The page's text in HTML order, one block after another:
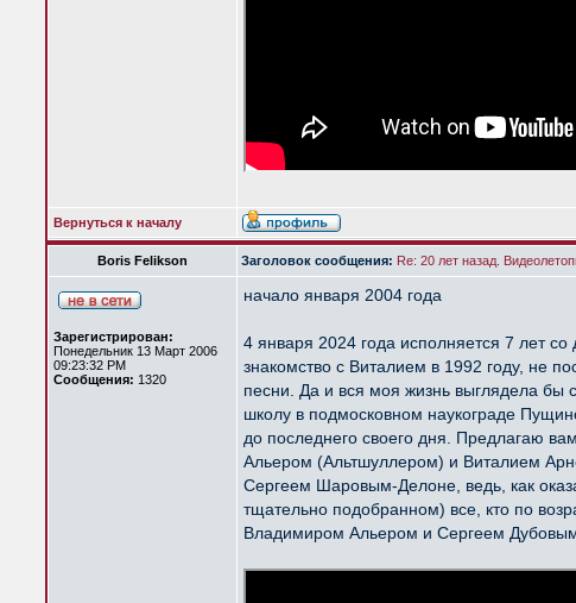
Вернуться к началу
Boris Felikson Заголовок сообщения: Re: 20 лет назад.
Зарегистрирован:
Понедельник 13 Март 2006
09:23:32 PM
Сообщения: 1320
начало января 2004 года
4 января 2024 года исполняется 7 лет
знакомство с Виталием в 1992 году, не
песни. Да и вся моя жизнь выглядела бы
школу в подмосковном наукограде
до последнего своего дня. Предлагаю
Альером (Альтшуллером) и Виталием
Сергеем Шаровым-Делоне, ведь, как
тщательно подобранном) все, кто по
Владимиром Альером и Сергеем Дубовым